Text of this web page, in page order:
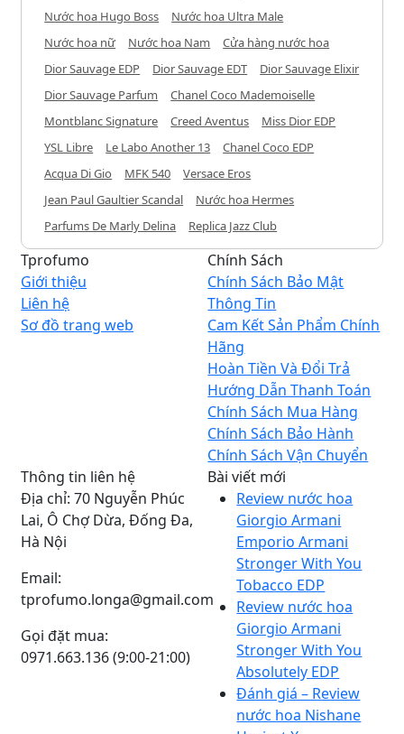
Nước hoa Hugo Boss
Nước hoa Ultra Male
Nước hoa nữ
Nước hoa Nam
Cửa hàng nước hoa
Dior Sauvage EDP
Dior Sauvage EDT
Dior Sauvage Elixir
Dior Sauvage Parfum
Chanel Coco Mademoiselle
Montblanc Signature
Creed Aventus
Miss Dior EDP
YSL Libre
Le Labo Another 13
Chanel Coco EDP
Acqua Di Gio
MFK 540
Versace Eros
Jean Paul Gaultier Scandal
Nước hoa Hermes
Parfums De Marly Delina
Replica Jazz Club
Tprofumo
Giới thiệu
Liên hệ
Sơ đồ trang web
Chính Sách
Chính Sách Bảo Mật
Thông Tin
Cam Kết Sản Phẩm Chính
Hãng
Hoàn Tiền Và Đổi Trả
Hướng Dẫn Thanh Toán
Chính Sách Mua Hàng
Chính Sách Bảo Hành
Chính Sách Vận Chuyển
Thông tin liên hệ
Địa chỉ: 70 Nguyễn Phúc
Lai, Ô Chợ Dừa, Đống Đa,
Hà Nội
Email:
tprofumo.longa@gmail.com
Gọi đặt mua:
0971.663.136 (9:00-21:00)
Bài viết mới
Review nước hoa
Giorgio Armani
Emporio Armani
Stronger With You
Tobacco EDP
Review nước hoa
Giorgio Armani
Stronger With You
Absolutely EDP
Đánh giá – Review
nước hoa Nishane